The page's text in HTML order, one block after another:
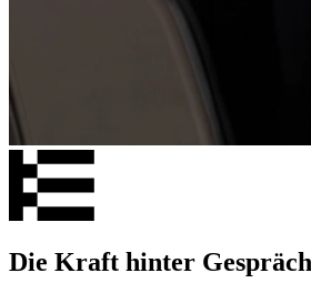
Die Kraft hinter